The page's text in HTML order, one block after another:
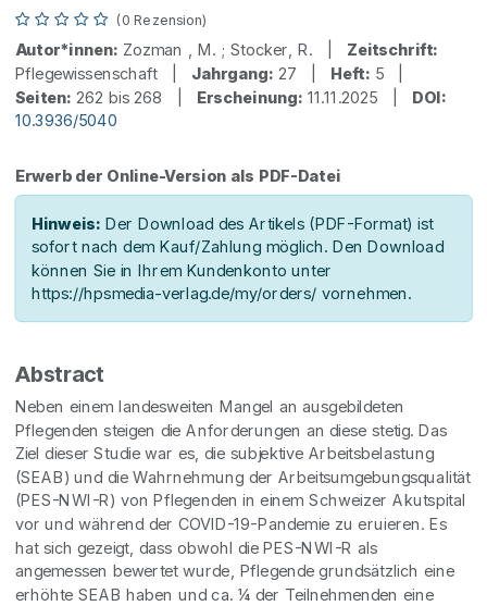
(0 Rezension)
Autor*innen: Zozman , M. ; Stocker, R. | Zeitschrift:
Pflegewissenschaft | Jahrgang: 27 | Heft: 5 |
Seiten: 262 bis 268 | Erscheinung: 11.11.2025 | DOI:
10.3936/5040
Erwerb der Online-Version als PDF-Datei
Hinweis: Der Download des Artikels (PDF-Format) ist
sofort nach dem Kauf/Zahlung möglich. Den Download
können Sie in Ihrem Kundenkonto unter
https://hpsmedia-verlag.de/my/orders/ vornehmen.
Abstract
Neben einem landesweiten Mangel an ausgebildeten
Pflegenden steigen die Anforderungen an diese stetig. Das
Ziel dieser Studie war es, die subjektive Arbeitsbelastung
(SEAB) und die Wahrnehmung der Arbeitsumgebungsqualität
(PES-NWI-R) von Pflegenden in einem Schweizer Akutspital
vor und während der COVID-19-Pandemie zu eruieren. Es
hat sich gezeigt, dass obwohl die PES-NWI-R als
angemessen bewertet wurde, Pflegende grundsätzlich eine
erhöhte SEAB haben und ca. ¼ der Teilnehmenden eine